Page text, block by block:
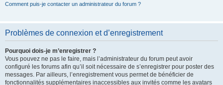
Comment puis-je contacter un administrateur du forum ?
Problèmes de connexion et d’enregistrement
Pourquoi dois-je m’enregistrer ?
Vous pouvez ne pas le faire, mais l’administrateur du forum peut avoir
configuré les forums afin qu’il soit nécessaire de s’enregistrer pour poster des
messages. Par ailleurs, l’enregistrement vous permet de bénéficier de
fonctionnalités supplémentaires inaccessibles aux invités comme les avatars